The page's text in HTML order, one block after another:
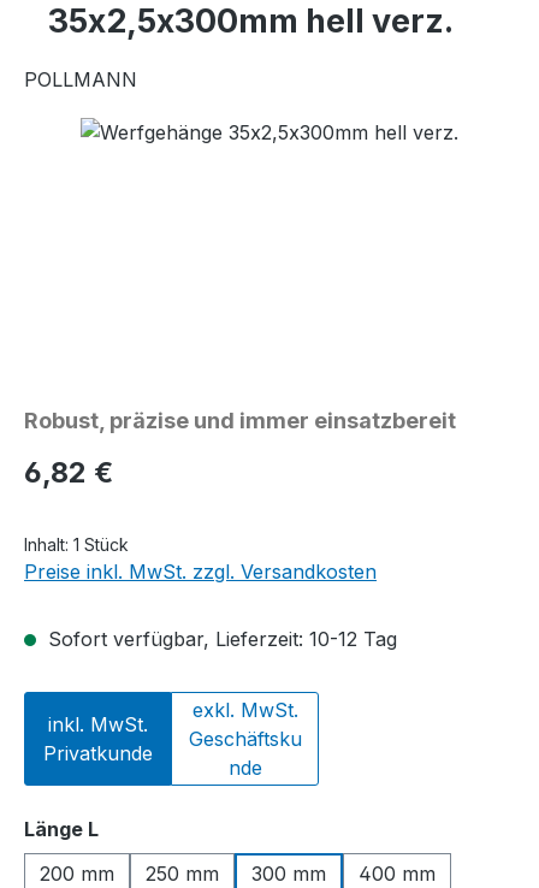
35x2,5x300mm hell verz.
POLLMANN
Bildergalerie überspringen
Robust, präzise und immer einsatzbereit
Regulärer Preis:
6,82 €
Inhalt: 1 Stück
Preise inkl. MwSt. zzgl. Versandkosten
Sofort verfügbar, Lieferzeit: 10-12 Tag
inkl. MwSt.
Privatkunde
exkl. MwSt.
Geschäftsku
nde
Länge Lauswählen
200 mm
250 mm 300 mm 400 mm